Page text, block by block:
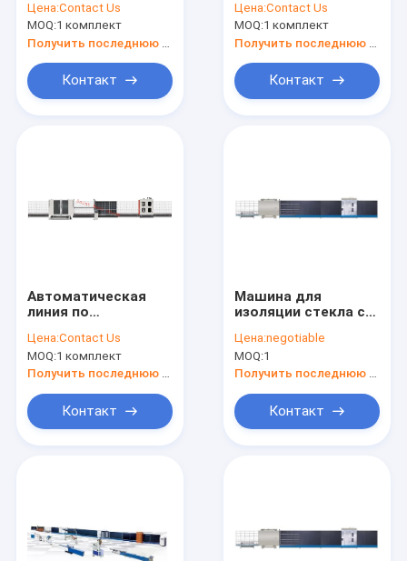
пушечный
морозильник,Изолированное
стекло
Силиконовый
пистолет
морозильник,Силиконовый
морозильник,Двойная
Цена:Contact Us
MOQ:1 комплект
Контакт
компонентов,Машина
для
экструдирования
изоляционного
стекла,Машина для
покрытия
стекла,
Цена:Contact Us
MOQ:1 комплект
Контакт
Автоматическая
линия по
изоляционного
стекла для
заполнения газа,
автоматическая
линия по
двойного стекла
Цена:Contact Us
MOQ:1 комплект
Контакт
Машина для
изоляции стекла с
уплотнением
Цена:negotiable
MOQ:1
Контакт